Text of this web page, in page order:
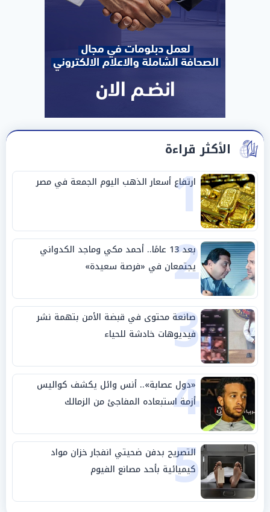
الأكثر قراءة
1
ارتفاع أسعار الذهب اليوم الجمعة في مصر
2 بعد 13 عامًا.. أحمد مكي وماجد الكدواني
يجتمعان في «فرصة سعيدة»
3
صانعة محتوى في قبضة الأمن بتهمة نشر
فيديوهات خادشة للحياء
4
«دول عصابة».. أنس وائل يكشف كواليس
أزمة استبعاده المفاجئ من الزمالك
5
التصريح بدفن ضحيتي انفجار خزان مواد
كيميائية بأحد مصانع الفيوم